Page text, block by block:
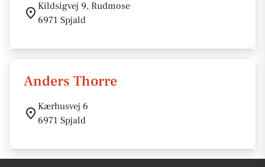
Kildsigvej 9, Rudmose
6971 Spjald
Anders Thorre
Kærhusvej 6
6971 Spjald